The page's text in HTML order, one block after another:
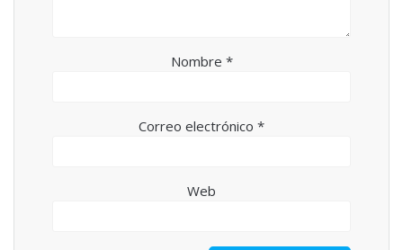
Nombre *
Correo electrónico *
Web